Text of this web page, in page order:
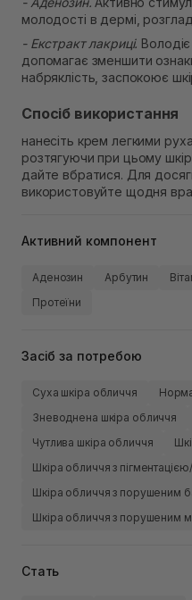
молодості в дермі,
- Екстракт лакриці.
допомагає зменшити
набряклість, заспокоює
Спосіб використання
нанесіть крем легкими
розтягуючи при цьому
дайте вбратися. Для
використовуйте щодня
Активний компонент
Аденозин Арбутин
Протеїни
Засіб за потребою
Суха шкіра обличчя
Зневоднена шкіра обличчя
Чутлива шкіра обличчя
Шкіра обличчя з
Шкіра обличчя з порушеним
Шкіра обличчя з порушеним
Стать